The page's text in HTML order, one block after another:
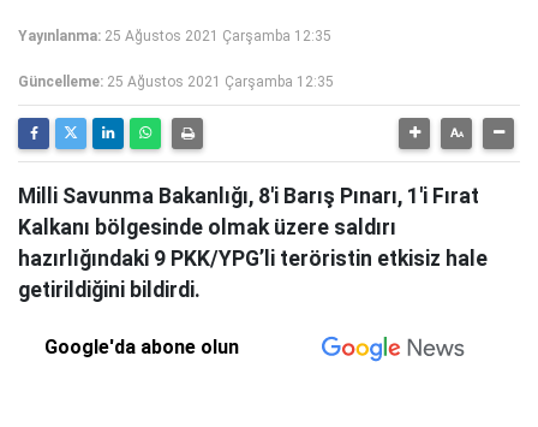
Yayınlanma: 25 Ağustos 2021 Çarşamba 12:35
Güncelleme: 25 Ağustos 2021 Çarşamba 12:35
Milli Savunma Bakanlığı, 8'i Barış Pınarı, 1'i Fırat
Kalkanı bölgesinde olmak üzere saldırı
hazırlığındaki 9 PKK/YPG’li teröristin etkisiz hale
getirildiğini bildirdi.
Google'da abone olun